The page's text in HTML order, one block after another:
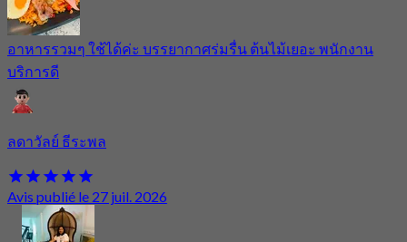
อาหารรวมๆ ใช้ได้ค่ะ บรรยากาศร่มรื่น ต้นไม้เยอะ พนักงาน
บริการดี
ลดาวัลย์ ธีระพล
Avis publié le 27 juil. 2026